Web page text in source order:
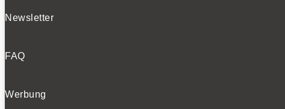
Newsletter
FAQ
Werbung